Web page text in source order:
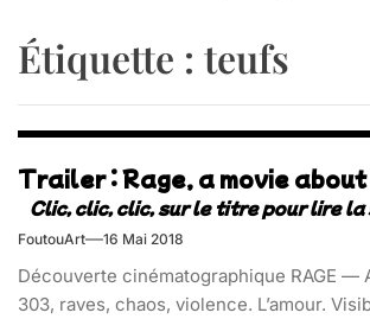
Étiquette : teufs
Trailer : Rage, a movie about
FoutouArt 16 Mai 2018
Découverte cinématographique RAGE —
303, raves, chaos, violence. L’amour.